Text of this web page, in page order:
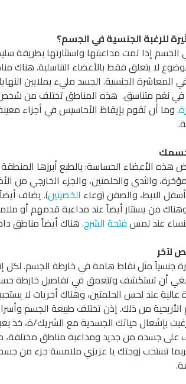
للرغبة الجنسية في الجسم؟
إذا تمت مداعبتها واستثارتها بطريقة
لا يتعلق فقط بالأعضاء التناسلية.
المعاشرة الجنسية. الجسد مليء بملايين
في نغم متناسق. هذه المناطق تختلف من
. وما أن تقوم بإيقاظ الأحاسيس في أجزاء
جسمك
هذه الأعضاء الحساسة: بالطبع أبرزها
والثدي والحلمتين، والجزء الخارجي من
الابط، والصفن (وعاء الخصيتين). يضاف
من يستثار أيضاً عند مداعبة قدمهم أو
عند لمسفتحة الشرج. هناك أيضاً مناطق
لآخر
جنسياً مثل نقاط هامة في خارطة الجسم.
ينبغي أن تستكشف وتتعمق في تفاصيل
عالية عند لحس الحلمتين، وهناك أخريات لا
الأريحية من ذلك. إذن تختلف طبيعة الجسم
بإشعال حياتك الجسدية مع الشريك/ة، خذ
على جسده من جديد ومداعبة مناطق مختلفة، مع
تستحب زوجتك يا عزيزي ملامسة جزء من